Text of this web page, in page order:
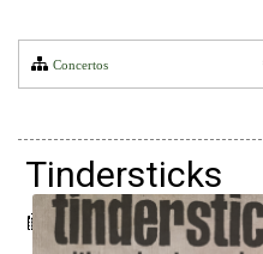
Concertos
Tindersticks
14 maio 2022